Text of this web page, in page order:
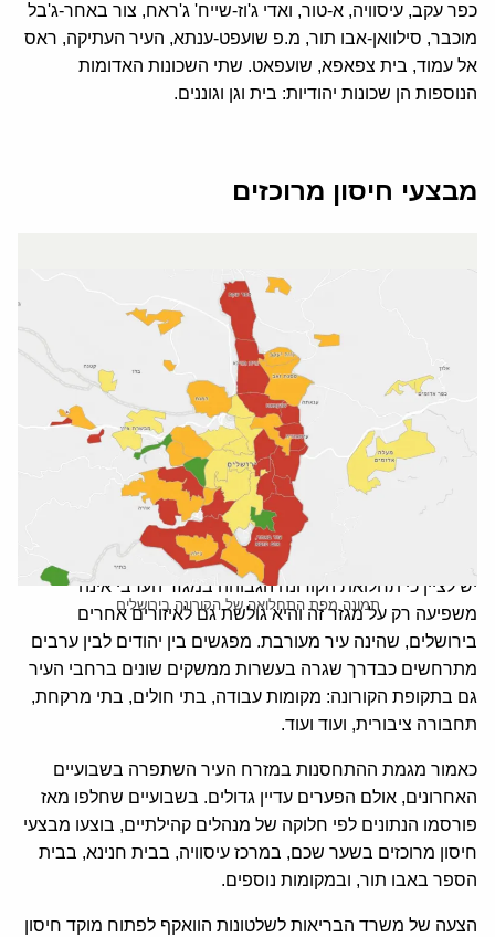
כפר עקב, עיסוויה, א-טור, ואדי ג'וז-שייח' ג'ראח, צור באחר-ג'בל
מוכבר, סילוואן-אבו תור, מ.פ שועפט-ענתא, העיר העתיקה, ראס
אל עמוד, בית צפאפא, שועפאט. שתי השכונות האדומות
הנוספות הן שכונות יהודיות: בית וגן וגוננים.
מבצעי חיסון מרוכזים
תמונה מפת התחלואה של הקורונה בירושלים
יחסית, בהשוואה לאוכלוסיה היהודית, אם כי הוא עלה בשבועיים
האחרונים, כתוצאה מפעילות הסברה אינטנסיבית של עיריית
ירושלים, פיקוד העורף, וגורמי בריאות ודת במזרח ירושלים.
לפני נתונים ממחצית פברואר של המנהלים הקהילתיים – בעוד
שבשכונות יהודיות כקרית מנחם, חומת שמואל, בית הכרם,
גוננים, בקעה, קרית יובל, גילה או פסגת זאב התחסנו למעלה
מ-60% בחיסון הראשון, הרי שבאותו מועד , בשכונות ערביות
כא-טור, צור באכר, אבו תור וכן בשכונות הירושלמיות שמעבר
יש לציין כי תחלואת הקורונה הגבוהה במגזר הערבי אינה
משפיעה רק על מגזר זה והיא גולשת גם לאיזורים אחרים
בירושלים, שהינה עיר מעורבת. מפגשים בין יהודים לבין ערבים
מתרחשים כבדרך שגרה בעשרות ממשקים שונים ברחבי העיר
גם בתקופת הקורונה: מקומות עבודה, בתי חולים, בתי מרקחת,
תחבורה ציבורית, ועוד ועוד.
כאמור מגמת ההתחסנות במזרח העיר השתפרה בשבועיים
האחרונים, אולם הפערים עדיין גדולים. בשבועיים שחלפו מאז
פורסמו הנתונים לפי חלוקה של מנהלים קהילתיים, בוצעו מבצעי
חיסון מרוכזים בשער שכם, במרכז עיסוויה, בבית חנינא, בבית
הספר באבו תור, ובמקומות נוספים.
הצעה של משרד הבריאות לשלטונות הוואקף לפתוח מוקד חיסון